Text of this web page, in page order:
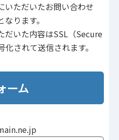
いただいたお問い合わせ
ります。
いた内容はSSL（Secure
されて送信されます。
ーム